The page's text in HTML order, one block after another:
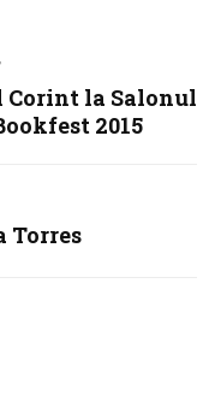
la Salonul
2015
Torres